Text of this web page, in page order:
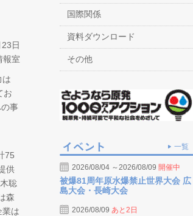
日
室
は
お
事
75
供
聡
森
業は
国際関係
資料ダウンロード
その他
一覧
2026/08/04 ～2026/08/09 開催中
被爆81周年原水爆禁止世界大会 広
島大会・長崎大会
2026/08/09 あと2日